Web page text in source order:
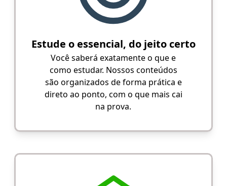
Estude o essencial, do jeito certo
Você saberá exatamente o que e
como estudar. Nossos conteúdos
são organizados de forma prática e
direto ao ponto, com o que mais cai
na prova.